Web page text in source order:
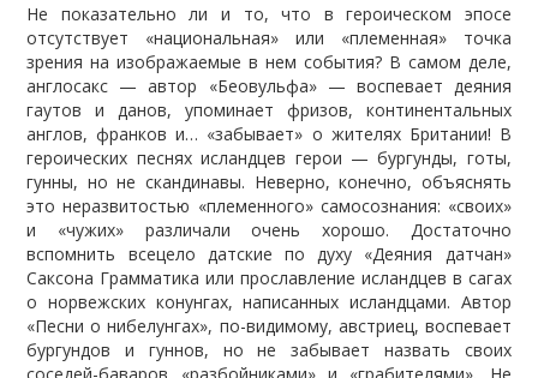
Не показательно ли и то, что в героическом эпосе
отсутствует «национальная» или «племенная» точка
зрения на изображаемые в нем события? В самом деле,
англосакс — автор «Беовульфа» — воспевает деяния
гаутов и данов, упоминает фризов, континентальных
англов, франков и… «забывает» о жителях Британии! В
героических песнях исландцев герои — бургунды, готы,
гунны, но не скандинавы. Неверно, конечно, объяснять
это неразвитостью «племенного» самосознания: «своих»
и «чужих» различали очень хорошо. Достаточно
вспомнить всецело датские по духу «Деяния датчан»
Саксона Грамматика или прославление исландцев в сагах
о норвежских конунгах, написанных исландцами. Автор
«Песни о нибелунгах», по-видимому, австриец, воспевает
бургундов и гуннов, но не забывает назвать своих